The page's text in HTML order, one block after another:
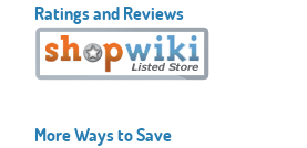
Ratings and Reviews
More Ways to Save